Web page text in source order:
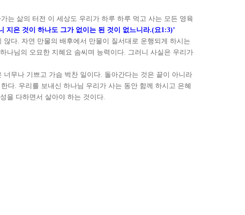
는 삶의 터전 이 세상도 우리가 하루 하루 먹고 사는 모든 영육
지은 것이 하나도 그가 없이는 된 것이 없느니라.(요1:3)’
않다. 자연 만물의 배후에서 만물이 질서대로 운행되게 하시는
나님의 오묘한 지혜요 솜씨며 능력이다. 그러니 사실은 우리가
너무나 기쁘고 가슴 벅찬 일이다. 돌아간다는 것은 끝이 아니라
다. 우리를 보내신 하나님 우리가 사는 동안 함께 하시고 은혜
을 다하면서 살아야 하는 것이다.